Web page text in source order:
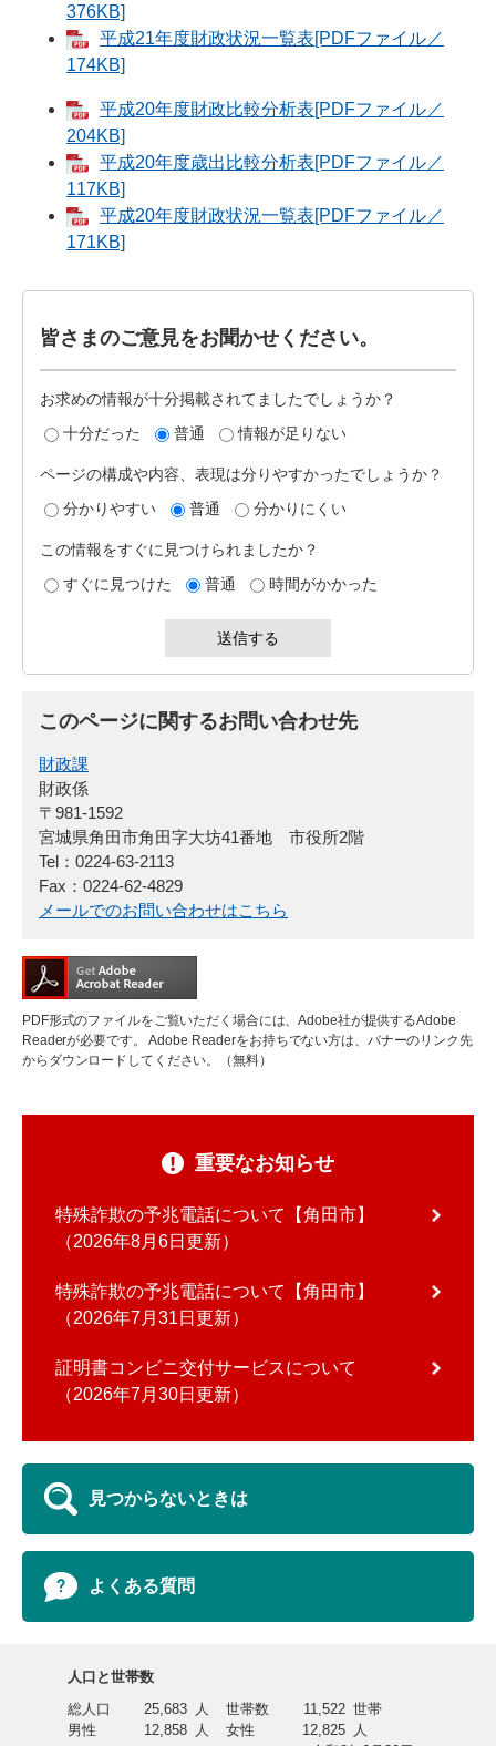
376KB]
平成21年度財政状況一覧表[PDFファイル／
174KB]
平成20年度財政比較分析表[PDFファイル／
204KB]
平成20年度歳出比較分析表[PDFファイル／
117KB]
平成20年度財政状況一覧表[PDFファイル／
171KB]
皆さまのご意見をお聞かせください。
お求めの情報が十分掲載されてましたでしょうか？
十分だった
普通 情報が足りない
ページの構成や内容、表現は分りやすかったでしょうか？
分かりやすい
普通 分かりにくい
この情報をすぐに見つけられましたか？
すぐに見つけた
普通 時間がかかった
このページに関するお問い合わせ先
財政課
財政係
〒981-1592
宮城県角田市角田字大坊41番地 市役所2階
Tel：0224-63-2113
Fax：0224-62-4829
メールでのお問い合わせはこちら
PDF形式のファイルをご覧いただく場合には、Adobe社が提供するAdobe
Readerが必要です。
Adobe Readerをお持ちでない方は、バナーのリンク先
からダウンロードしてください。（無料）
重要なお知らせ
特殊詐欺の予兆電話について【角田市】
2026年8月6日更新
特殊詐欺の予兆電話について【角田市】
2026年7月31日更新
証明書コンビニ交付サービスについて
2026年7月30日更新
見つからないときは
よくある質問
人口と世帯数
総人口
25,683 人 世帯数 11,522 世帯
男性
12,858 人 女性 12,825 人